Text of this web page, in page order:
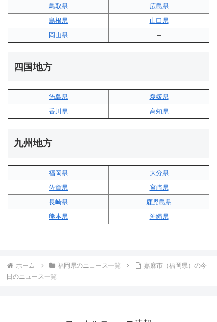
鳥取県
広島県
島根県
山口県
岡山県
–
四国地方
徳島県
愛媛県
香川県
高知県
九州地方
福岡県
大分県
佐賀県
宮崎県
長崎県
鹿児島県
熊本県
沖縄県
ホーム 福岡県のニュース一覧
嘉麻市（福岡県）の今
日のニュース一覧